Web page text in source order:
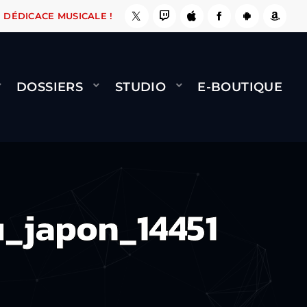
ÇA LE FAIT ! NAMI BERNARD MINET - FLY
DÉDICACE MUSICALE !
DOSSIERS STUDIO E-BOUTIQUE